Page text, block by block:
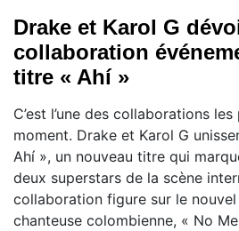
Drake et Karol G
collaboration
titre « Ahí »
C’est l’une des collaborations
moment. Drake et Karol G
Ahí », un nouveau titre qui
deux superstars de la scène
collaboration figure sur le
chanteuse colombienne, « No